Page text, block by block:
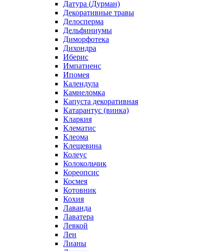
Датура (Дурман)
Декоративные травы
Делосперма
Дельфиниумы
Диморфотека
Дихондра
Иберис
Импатиенс
Ипомея
Календула
Камнеломка
Капуста декоративная
Катарантус (винка)
Кларкия
Клематис
Клеома
Клещевина
Колеус
Колокольчик
Кореопсис
Космея
Котовник
Кохия
Лаванда
Лаватера
Левкой
Лен
Лианы